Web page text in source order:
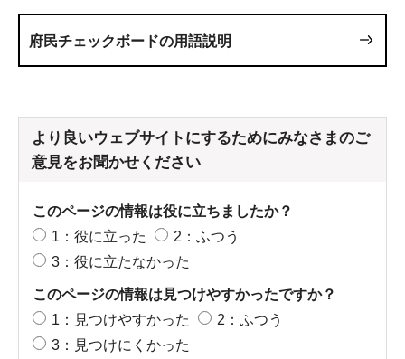
府民チェックボードの用語説明
より良いウェブサイトにするためにみなさまのご
意見をお聞かせください
このページの情報は役に立ちましたか？
1：役に立った
2：ふつう
3：役に立たなかった
このページの情報は見つけやすかったですか？
1：見つけやすかった
2：ふつう
3：見つけにくかった